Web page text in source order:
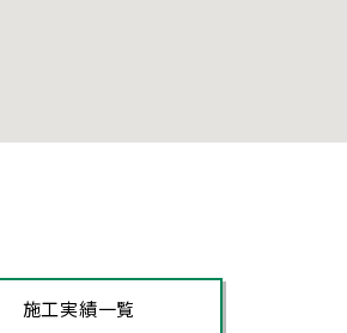
施工実績一覧